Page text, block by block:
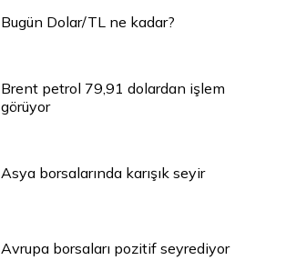
Bugün Dolar/TL ne kadar?
Brent petrol 79,91 dolardan işlem
görüyor
Asya borsalarında karışık seyir
Avrupa borsaları pozitif seyrediyor